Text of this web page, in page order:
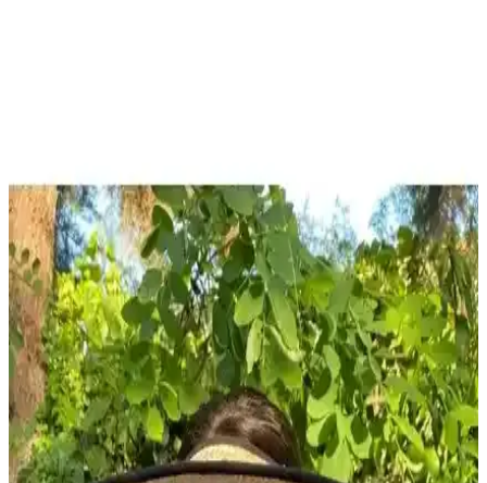
Havuz Bone: Fonksiyonel ve Şık Giyim
Aksesuarlarıyla Yaz Modası Trendleri
Havuz bonesi, yaz aylarında stil ve koruma sağlayan, çeşitli
malzeme ve tasarımlarla sunulan pratik bir plaj ve su sporları
aksesuarıdır.
Denizde Giyilecek Elbiseler: Moda ve Kumaş
Özellikleri Üzerine Kısa Değerlendirme
Denizde giyilecek elbiseler hakkında mevcut veriler sınırlı olsa da,
bu kıyafetler genellikle hafif, suya dayanıklı ve nefes alabilir
kumaşlardan üretilir. Yaz ve tatil modasında rahatlık ön plandadır.